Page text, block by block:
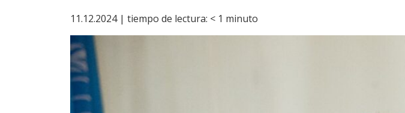
11.12.2024 | tiempo de lectura: < 1 minuto